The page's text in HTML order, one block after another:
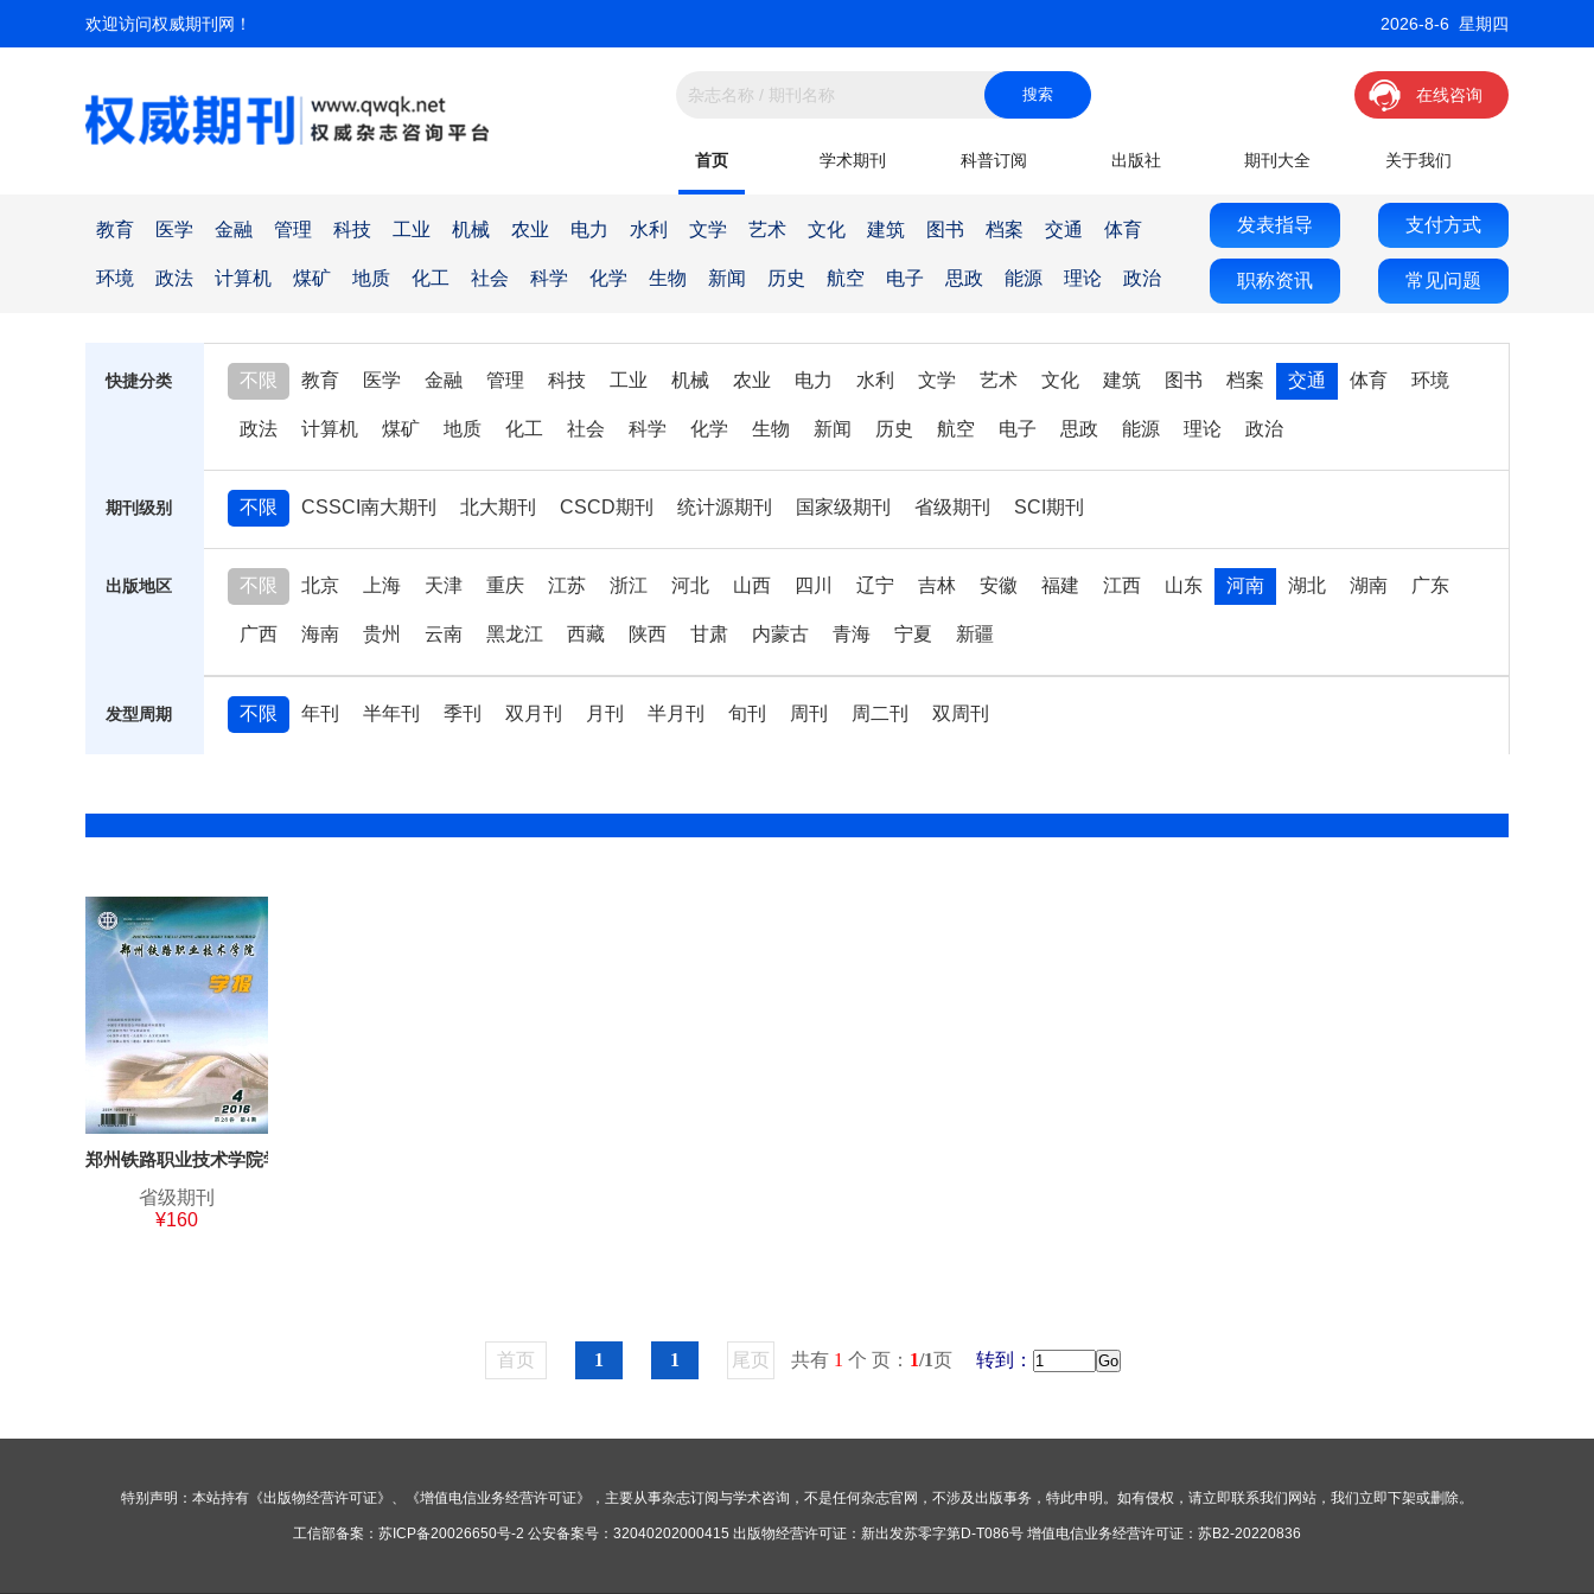
欢迎访问权威期刊网！ 2026-8-6 星期四
在线咨询
首页 学术期刊 科普订阅 出版社 期刊大全 关于我们
教育 医学 金融 管理 科技 工业 机械 农业 电力 水利 文学 艺术 文化 建筑 图书 档案 交通 体育
环境 政法 计算机 煤矿 地质 化工 社会 科学 化学 生物 新闻 历史 航空 电子 思政 能源 理论 政治
发表指导 支付方式
职称资讯 常见问题
快捷分类 不限 教育 医学 金融 管理 科技 工业 机械 农业 电力 水利 文学 艺术 文化 建筑 图书 档案 交通 体育 环境
政法 计算机 煤矿 地质 化工 社会 科学 化学 生物 新闻 历史 航空 电子 思政 能源 理论 政治
期刊级别 不限 CSSCI南大期刊 北大期刊 CSCD期刊 统计源期刊 国家级期刊 省级期刊 SCI期刊
出版地区 不限 北京 上海 天津 重庆 江苏 浙江 河北 山西 四川 辽宁 吉林 安徽 福建 江西 山东 河南 湖北 湖南 广东
广西 海南 贵州 云南 黑龙江 西藏 陕西 甘肃 内蒙古 青海 宁夏 新疆
发型周期 不限 年刊 半年刊 季刊 双月刊 月刊 半月刊 旬刊 周刊 周二刊 双周刊
郑州铁路职业技术学院学报
省级期刊
¥160
首页 1 1 尾页 共有 1 个 页： 1/1页 转到：
特别声明：本站持有《出版物经营许可证》、《增值电信业务经营许可证》，主要从事杂志订阅与学术咨询，不是任何杂志官网，不涉及出版事务，特此申明。如有侵权，请立即联系我们网站，我们立即下架或删除。
工信部备案： 苏ICP备20026650号-2 公安备案号： 32040202000415 出版物经营许可证： 新出发苏零字第D-T086号 增值电信业务经营许可证： 苏B2-20220836